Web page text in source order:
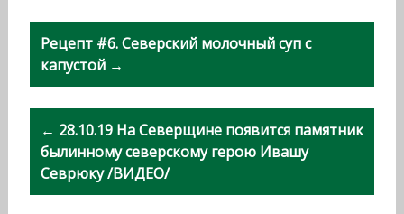
Н
а
в
и
а
Рецепт #6. Северский молочный суп с
капустой →
← 28.10.19 На Северщине появится памятник
былинному северскому герою Ивашу
Севрюку /ВИДЕО/